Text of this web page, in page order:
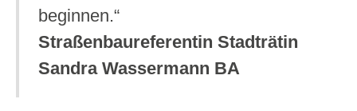
beginnen.“
Straßenbaureferentin Stadträtin
Sandra Wassermann BA